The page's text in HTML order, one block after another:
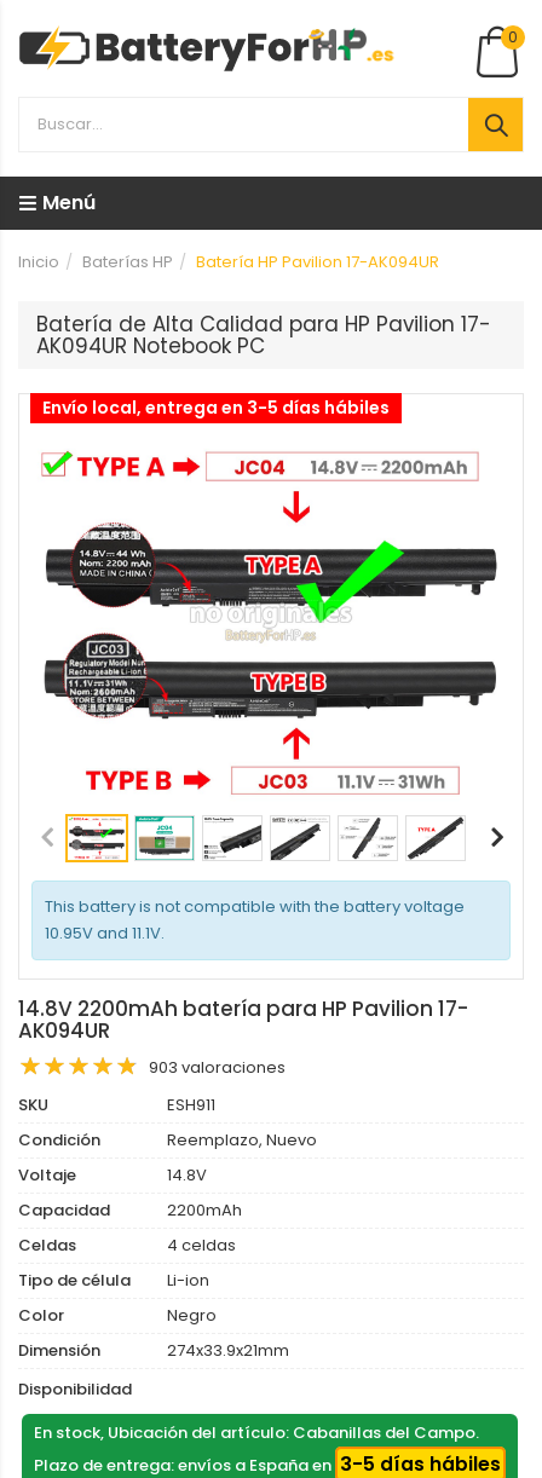
0
Menú
Inicio Baterías HP Batería HP Pavilion 17-AK094UR
Batería de Alta Calidad para HP Pavilion 17-
AK094UR Notebook PC
This battery is not compatible with the battery voltage
10.95V and 11.1V.
Envío local, entrega en 3-5 días hábiles
14.8V 2200mAh batería para HP Pavilion 17-
AK094UR
903 valoraciones
SKU
ESH911
Condición
Reemplazo, Nuevo
Voltaje
14.8V
Capacidad
2200mAh
Celdas
4 celdas
Tipo de célula
Li-ion
Color
Negro
Dimensión
274x33.9x21mm
Disponibilidad
En stock, Ubicación del artículo: Cabanillas del Campo.
Plazo de entrega: envíos a España en 3-5 días hábiles